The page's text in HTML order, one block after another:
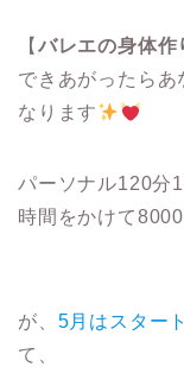
【 バレエの身体
できあがったらあ
なります
パーソナル120分
時間をかけて
が、 5月はスター
て、